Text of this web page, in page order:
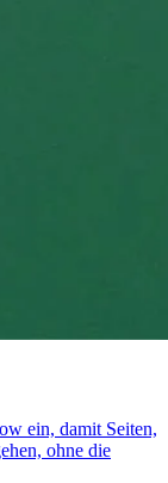
ein, damit Seiten,
ohne die